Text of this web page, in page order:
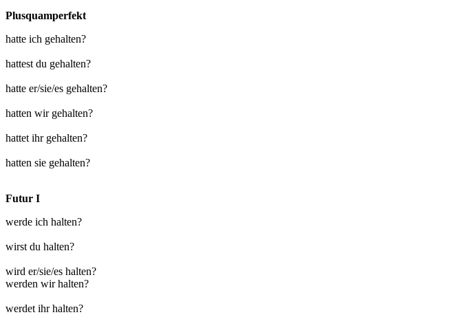
Plusquamperfekt
hatte ich gehalten?
hattest du gehalten?
hatte er/sie/es gehalten?
hatten wir gehalten?
hattet ihr gehalten?
hatten sie gehalten?
Futur I
werde ich halten?
wirst du halten?
wird er/sie/es halten?
werden wir halten?
werdet ihr halten?